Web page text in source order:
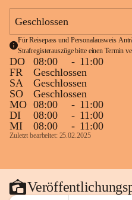
Geschlossen
Für Reisepass und Personalausweis
Strafregisterauszüge bitte einen Termin
DO 08:00 - 11:00
FR
Geschlossen
SA
Geschlossen
SO
Geschlossen
MO 08:00 - 11:00
DI
08:00 - 11:00
MI
08:00 - 11:00
Zuletzt bearbeitet: 25.02.2025